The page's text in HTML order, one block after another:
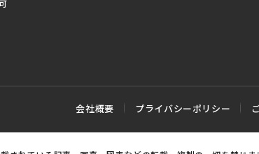
会社概要 プライバシーポリシー